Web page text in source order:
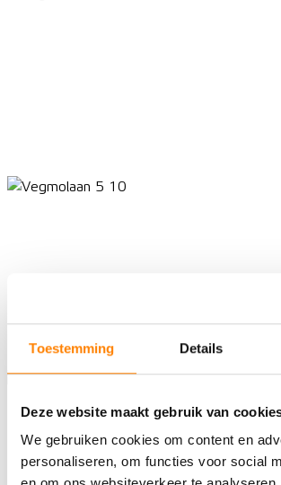
Toestemming Details
Deze website maakt gebruik van
We gebruiken cookies om content en
personaliseren, om functies voor social